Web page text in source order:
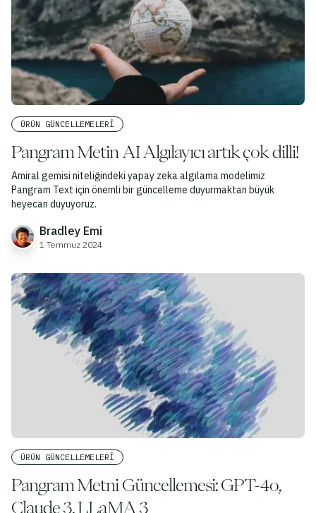
ÜRÜN GÜNCELLEMELERI
Pangram Metin AI Algılayıcı artık çok dilli!
Amiral gemisi niteliğindeki yapay zeka algılama modelimiz
Pangram Text için önemli bir güncelleme duyurmaktan büyük
heyecan duyuyoruz.
Bradley Emi
1 Temmuz 2024
ÜRÜN GÜNCELLEMELERI
Pangram Metni Güncellemesi: GPT-4o,
Claude 3, LLaMA 3